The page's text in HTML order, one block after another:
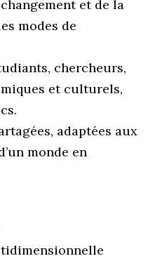
et de la
modes de
chercheurs,
et culturels,
adaptées aux
monde en